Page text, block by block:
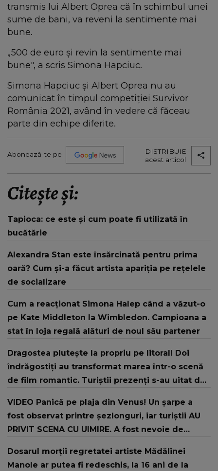
transmis lui Albert Oprea că în schimbul unei
sume de bani, va reveni la sentimente mai
bune.
„500 de euro și revin la sentimente mai
bune", a scris Simona Hapciuc.
Simona Hapciuc și Albert Oprea nu au
comunicat în timpul competiției Survivor
România 2021, având în vedere că făceau
parte din echipe diferite.
Abonează-te pe
DISTRIBUIE
acest articol
Citește și:
Tapioca: ce este și cum poate fi utilizată în
bucătărie
Alexandra Stan este însărcinată pentru prima
oară? Cum și-a făcut artista apariția pe rețelele
de socializare
Cum a reacționat Simona Halep când a văzut-o
pe Kate Middleton la Wimbledon. Campioana a
stat în loja regală alături de noul său partener
Dragostea plutește la propriu pe litoral! Doi
îndrăgostiți au transformat marea într-o scenă
de film romantic. Turiștii prezenți s-au uitat de
VIDEO Panică pe plaja din Venus! Un şarpe a
fost observat printre şezlonguri, iar turiştii AU
PRIVIT SCENA CU UIMIRE. A fost nevoie de
Dosarul morții regretatei artiste Mădălinei
Manole ar putea fi redeschis, la 16 ani de la